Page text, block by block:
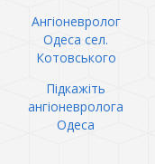
Ангіоневролог
Одеса сел.
Котовського
Підкажіть
ангіоневролога
Одеса